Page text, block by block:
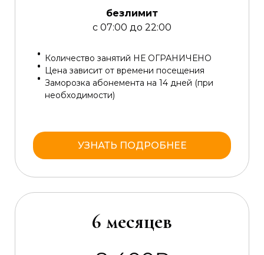
безлимит
с 07:00 до 22:00
Количество занятий НЕ ОГРАНИЧЕНО
Цена зависит от времени посещения
Заморозка абонемента на 14 дней (при
необходимости)
УЗНАТЬ ПОДРОБНЕЕ
6 месяцев